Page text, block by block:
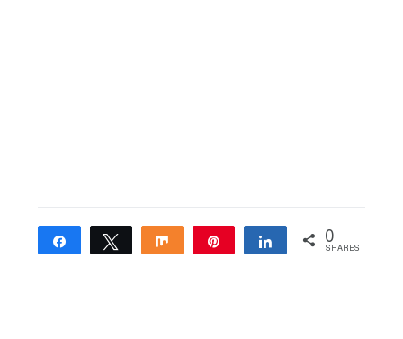
Share Tweet Share Share 0
SHARES